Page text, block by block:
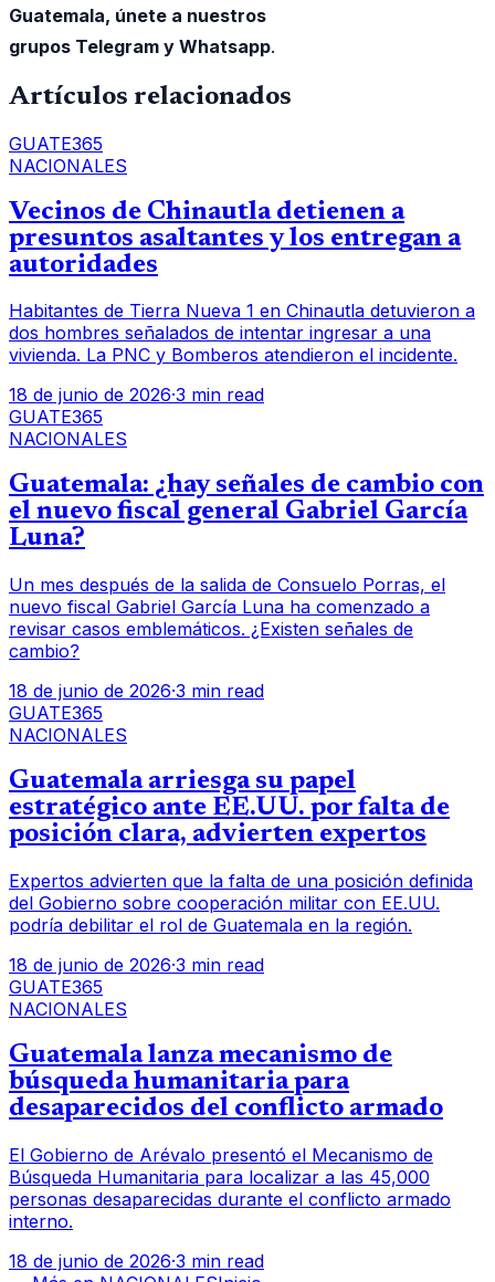
Guatemala, únete a nuestros
grupos Telegram y Whatsapp.
Artículos relacionados
GUATE365
NACIONALES
Vecinos de Chinautla detienen a
presuntos asaltantes y los entregan a
autoridades
Habitantes de Tierra Nueva 1 en Chinautla detuvieron a
dos hombres señalados de intentar ingresar a una
vivienda. La PNC y Bomberos atendieron el incidente.
18 de junio de 2026·3 min read
GUATE365
NACIONALES
Guatemala: ¿hay señales de cambio con
el nuevo fiscal general Gabriel García
Luna?
Un mes después de la salida de Consuelo Porras, el
nuevo fiscal Gabriel García Luna ha comenzado a
revisar casos emblemáticos. ¿Existen señales de
cambio?
18 de junio de 2026·3 min read
GUATE365
NACIONALES
Guatemala arriesga su papel
estratégico ante EE.UU. por falta de
posición clara, advierten expertos
Expertos advierten que la falta de una posición definida
del Gobierno sobre cooperación militar con EE.UU.
podría debilitar el rol de Guatemala en la región.
18 de junio de 2026·3 min read
GUATE365
NACIONALES
Guatemala lanza mecanismo de
búsqueda humanitaria para
desaparecidos del conflicto armado
El Gobierno de Arévalo presentó el Mecanismo de
Búsqueda Humanitaria para localizar a las 45,000
personas desaparecidas durante el conflicto armado
interno.
18 de junio de 2026·3 min read